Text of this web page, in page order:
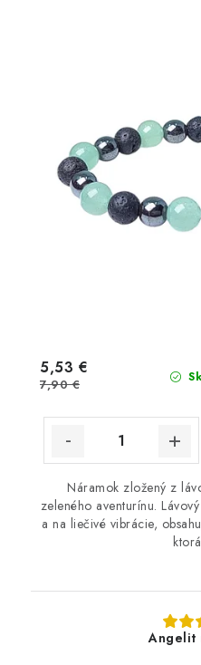
5,53 €
7,90 €
Náramok zložený z
zeleného aventurínu.
a na liečivé vibrácie,
Angelit